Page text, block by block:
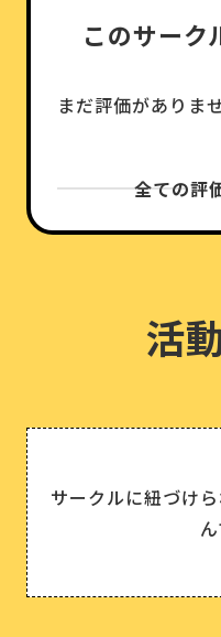
このサーク
まだ評価がありま
全ての評
活
サークルに紐づけ